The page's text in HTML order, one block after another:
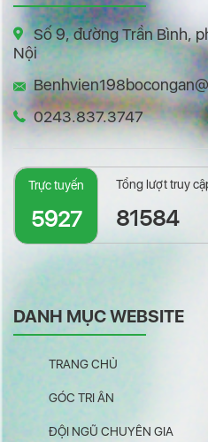
Số 9, đường Trần Bình,
Nội
0243.837.3747
Trực tuyến
5927
Tổng lượt truy
81584
DANH MỤC WEBSITE
TRANG CHỦ
GÓC TRI ÂN
ĐỘI NGŨ CHUYÊN GIA